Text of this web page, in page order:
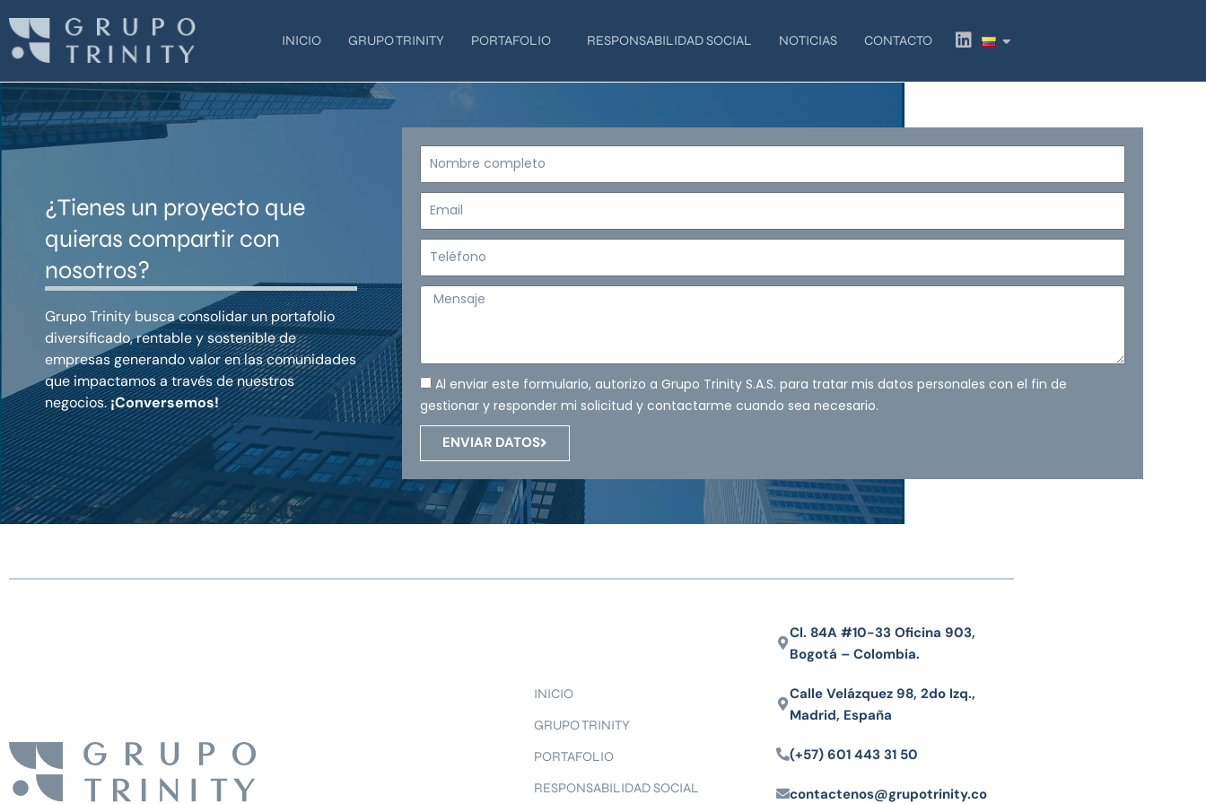
contenido
INICIO GRUPO TRINITY PORTAFOLIO RESPONSABILIDAD SOCIAL NOTICIAS CONTACTO
L
i
k
¿Tienes un proyecto que
quieras compartir con
nosotros?
Grupo Trinity busca consolidar un portafolio
diversificado, rentable y sostenible de
empresas generando valor en las comunidades
que impactamos a través de nuestros
negocios.¡Conversemos!
Nombre
Email
Teléfono
Mensaje
Al enviar este formulario, autorizo a Grupo Trinity S.A.S. para tratar mis datos personales con el fin de
gestionar y responder mi solicitud y contactarme cuando sea necesario.
ENVIAR DATOS
INICIO
GRUPO TRINITY
PORTAFOLIO
RESPONSABILIDAD SOCIAL
Cl. 84A #10-33 Oficina 903,
Bogotá – Colombia.
Calle Velázquez 98, 2do Izq.,
Madrid, España
(+57) 601 443 31 50
contactenos@grupotrinity.co